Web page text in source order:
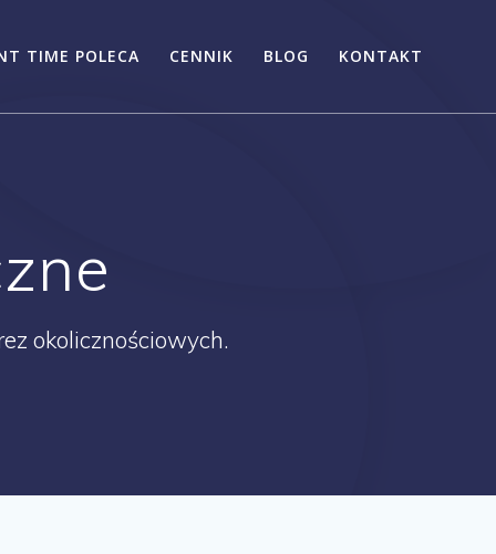
TIME POLECA CENNIK BLOG KONTAKT
okolicznościowych.